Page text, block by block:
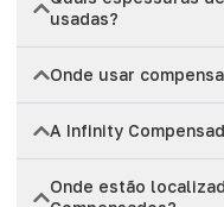
usadas?
Onde usar
A Infinity
Onde estão